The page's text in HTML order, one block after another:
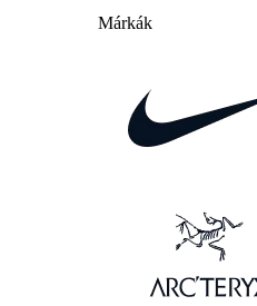
Márkák